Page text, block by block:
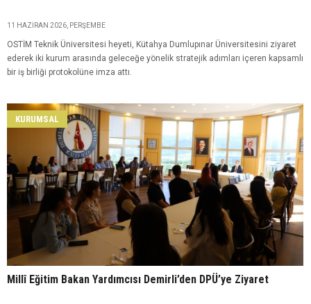
11 HAZIRAN 2026, PERŞEMBE
OSTİM Teknik Üniversitesi heyeti, Kütahya Dumlupınar Üniversitesini ziyaret
ederek iki kurum arasında geleceğe yönelik stratejik adımları içeren kapsamlı
bir iş birliği protokolüne imza attı.
KURUMSAL
Millî Eğitim Bakan Yardımcısı Demirli’den DPÜ’ye Ziyaret